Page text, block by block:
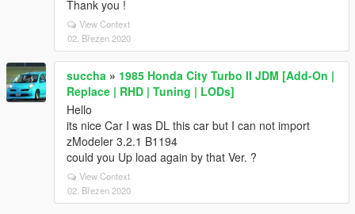
Thank you !
View Context
02. Březen 2020
succha » 1985 Honda City Turbo II JDM [Add-On |
Replace | RHD | Tuning | LODs]
Hello
its nice Car I was DL this car but I can not import
zModeler 3.2.1 B1194
could you Up load again by that Ver. ?
View Context
02. Březen 2020